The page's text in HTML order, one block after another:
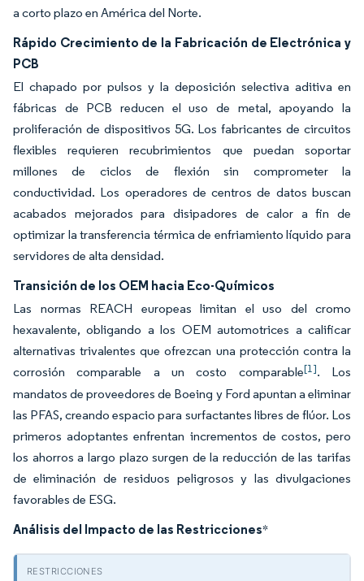
a corto plazo en América del Norte.
Rápido Crecimiento de la Fabricación de Electrónica y
PCB
El chapado por pulsos y la deposición selectiva aditiva en
fábricas de PCB reducen el uso de metal, apoyando la
proliferación de dispositivos 5G. Los fabricantes de circuitos
flexibles requieren recubrimientos que puedan soportar
millones de ciclos de flexión sin comprometer la
conductividad. Los operadores de centros de datos buscan
acabados mejorados para disipadores de calor a fin de
optimizar la transferencia térmica de enfriamiento líquido para
servidores de alta densidad.
Transición de los OEM hacia Eco-Químicos
Las normas REACH europeas limitan el uso del cromo
hexavalente, obligando a los OEM automotrices a calificar
alternativas trivalentes que ofrezcan una protección contra la
corrosión comparable a un costo comparable[1]. Los
mandatos de proveedores de Boeing y Ford apuntan a eliminar
las PFAS, creando espacio para surfactantes libres de flúor. Los
primeros adoptantes enfrentan incrementos de costos, pero
los ahorros a largo plazo surgen de la reducción de las tarifas
de eliminación de residuos peligrosos y las divulgaciones
favorables de ESG.
Análisis del Impacto de las Restricciones*